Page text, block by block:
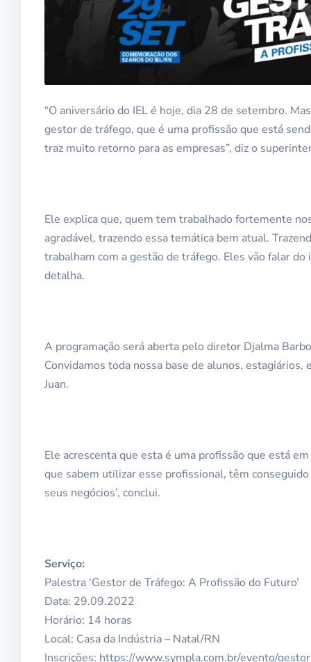
“O aniversário do IEL é hoje, dia 28 de setembro.
gestor de tráfego, que é uma profissão que está
traz muito retorno para as empresas”, diz o
Ele explica que, quem tem trabalhado fortemente
agradável, trazendo essa temática bem atual.
trabalham com a gestão de tráfego. Eles vão falar
detalha.
A programação será aberta pelo diretor Djalma
Convidamos toda nossa base de alunos,
Juan.
Ele acrescenta que esta é uma profissão que está
que sabem utilizar esse profissional, têm
seus negócios’, conclui.
Serviço:
Palestra ‘Gestor de Tráfego: A Profissão do Futuro’
Data: 29.09.2022
Horário: 14 horas
Local: Casa da Indústria – Natal/RN
Inscrições: https://www.sympla.com.br/evento/